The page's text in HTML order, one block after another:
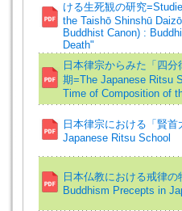
ける生死観の研究
the Taishō Shinshū
Buddhist Canon) :
Death"
日本律宗からみた「四
期=The Japanese Ritsu
Time of Composition of
日本律宗における「賢
Japanese Ritsu School
日本仏教における戒律
Buddhism Precepts in